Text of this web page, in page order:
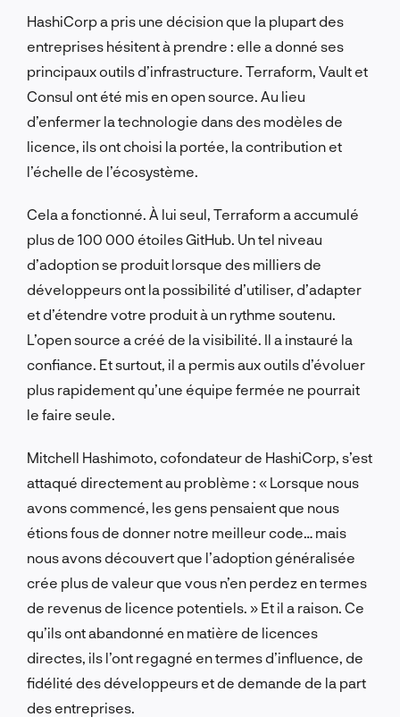
HashiCorp a pris une décision que la plupart des
entreprises hésitent à prendre : elle a donné ses
principaux outils d’infrastructure. Terraform, Vault et
Consul ont été mis en open source. Au lieu
d’enfermer la technologie dans des modèles de
licence, ils ont choisi la portée, la contribution et
l’échelle de l’écosystème.
Cela a fonctionné. À lui seul, Terraform a accumulé
plus de 100 000 étoiles GitHub. Un tel niveau
d’adoption se produit lorsque des milliers de
développeurs ont la possibilité d’utiliser, d’adapter
et d’étendre votre produit à un rythme soutenu.
L’open source a créé de la visibilité. Il a instauré la
confiance. Et surtout, il a permis aux outils d’évoluer
plus rapidement qu’une équipe fermée ne pourrait
le faire seule.
Mitchell Hashimoto, cofondateur de HashiCorp, s’est
attaqué directement au problème : « Lorsque nous
avons commencé, les gens pensaient que nous
étions fous de donner notre meilleur code… mais
nous avons découvert que l’adoption généralisée
crée plus de valeur que vous n’en perdez en termes
de revenus de licence potentiels. » Et il a raison. Ce
qu’ils ont abandonné en matière de licences
directes, ils l’ont regagné en termes d’influence, de
fidélité des développeurs et de demande de la part
des entreprises.